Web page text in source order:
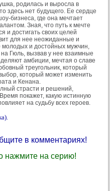
родилась и выросла в
здесь нет будущего. Ее сердце
бизнеса, где она мечтает
Зная, что путь к мечте
и достигать своих целей
для нее неожиданные и
и достойных мужчин,
Гюль, вызвав у нее взаимные
амбиции, мечтая о славе
треугольник, который
который может изменить
и Кенана.
страсти и решений,
покажет, какую истинную
на судьбу всех героев.
в комментариях!
нажмите на серию!